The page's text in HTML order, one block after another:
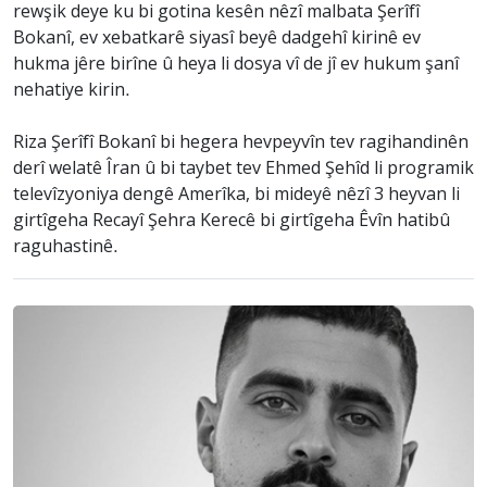
rewşik deye ku bi gotina kesên nêzî malbata Şerîfî
Bokanî, ev xebatkarê siyasî beyê dadgehî kirinê ev
hukma jêre birîne û heya li dosya vî de jî ev hukum şanî
nehatiye kirin.
Riza Şerîfî Bokanî bi hegera hevpeyvîn tev ragihandinên
derî welatê Îran û bi taybet tev Ehmed Şehîd li programik
televîzyoniya dengê Amerîka, bi mideyê nêzî 3 heyvan li
girtîgeha Recayî Şehra Kerecê bi girtîgeha Êvîn hatibû
raguhastinê.